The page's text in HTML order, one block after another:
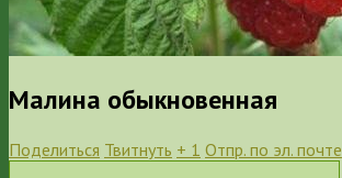
Малина обыкновенная
Поделиться Твитнуть + 1 Отпр. по эл. почте